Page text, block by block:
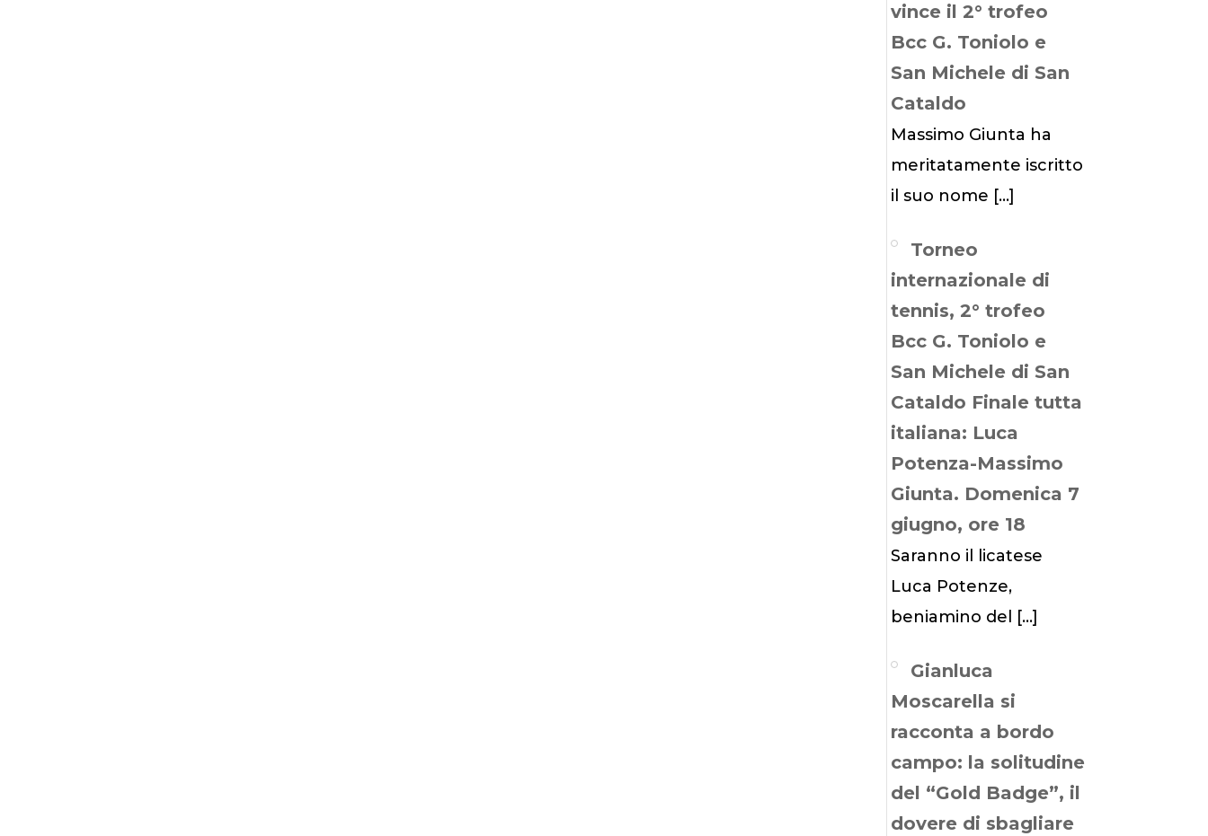
vince il 2° trofeo
Bcc G. Toniolo e
San Michele di San
Cataldo
Massimo Giunta ha
meritatamente iscritto
il suo nome […]
Torneo
internazionale di
tennis, 2° trofeo
Bcc G. Toniolo e
San Michele di San
Cataldo Finale tutta
italiana: Luca
Potenza-Massimo
Giunta. Domenica 7
giugno, ore 18
Saranno il licatese
Luca Potenze,
beniamino del
[…]
Gianluca
Moscarella si
racconta a bordo
campo: la solitudine
del “Gold Badge”, il
dovere di sbagliare